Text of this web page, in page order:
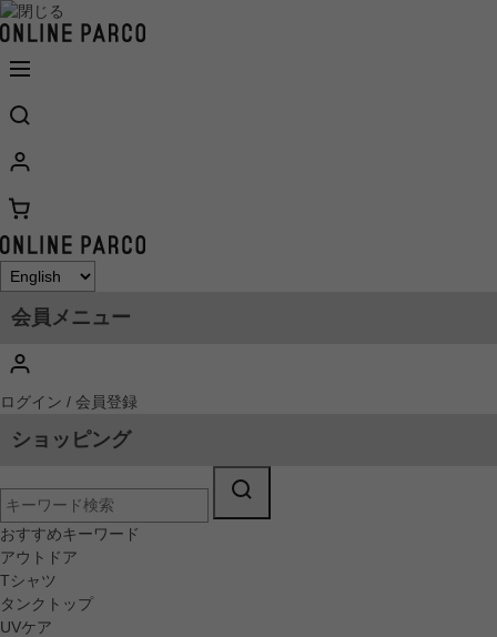
会員メニュー
ログイン / 会員登録
ショッピング
おすすめキーワード
アウトドア
Tシャツ
タンクトップ
UVケア